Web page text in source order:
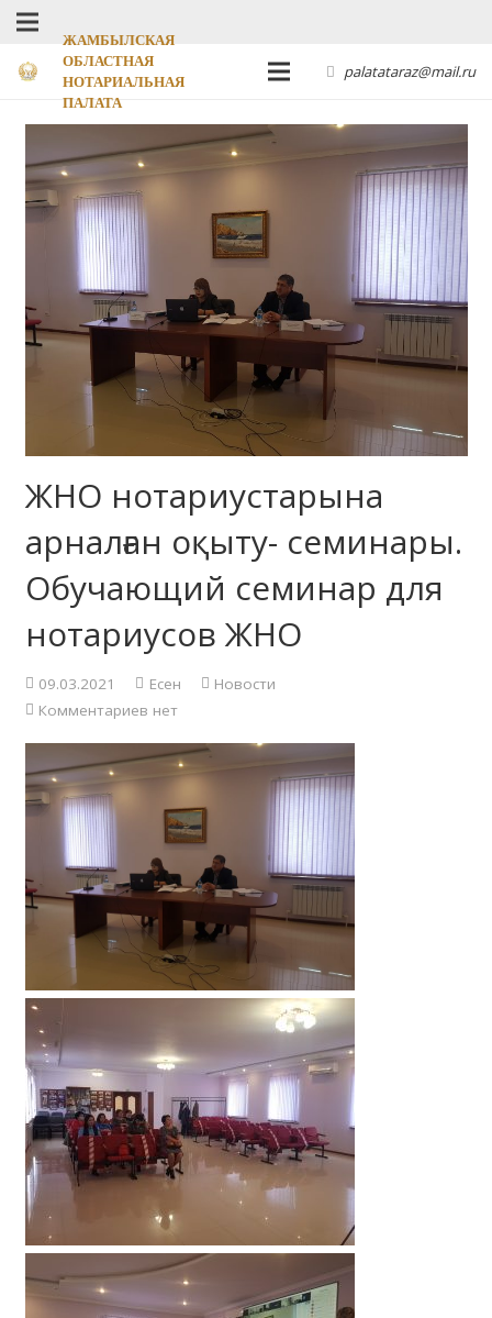
ЖАМБЫЛСКАЯ
ОБЛАСТНАЯ
НОТАРИАЛЬНАЯ
ПАЛАТА
palatataraz@mail.ru
ЖНО нотариустарына
арналған оқыту- семинары.
Обучающий семинар для
нотариусов ЖНО
09.03.2021 Есен
Новости
Комментариев нет